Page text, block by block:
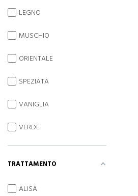
LEGNO
MUSCHIO
ORIENTALE
SPEZIATA
VANIGLIA
VERDE
TRATTAMENTO
ALISA